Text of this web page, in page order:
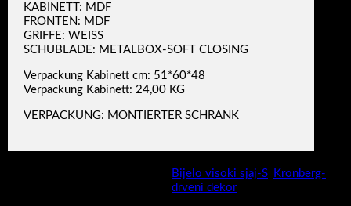
KABINETT: MDF
FRONTEN: MDF
GRIFFE: WEISS
SCHUBLADE: METALBOX-SOFT CLOSING
Verpackung Kabinett cm: 51*60*48
Verpackung Kabinett: 24,00 KG
VERPACKUNG: MONTIERTER SCHRANK
Bijelo visoki sjaj-S Kronberg-
drveni dekor